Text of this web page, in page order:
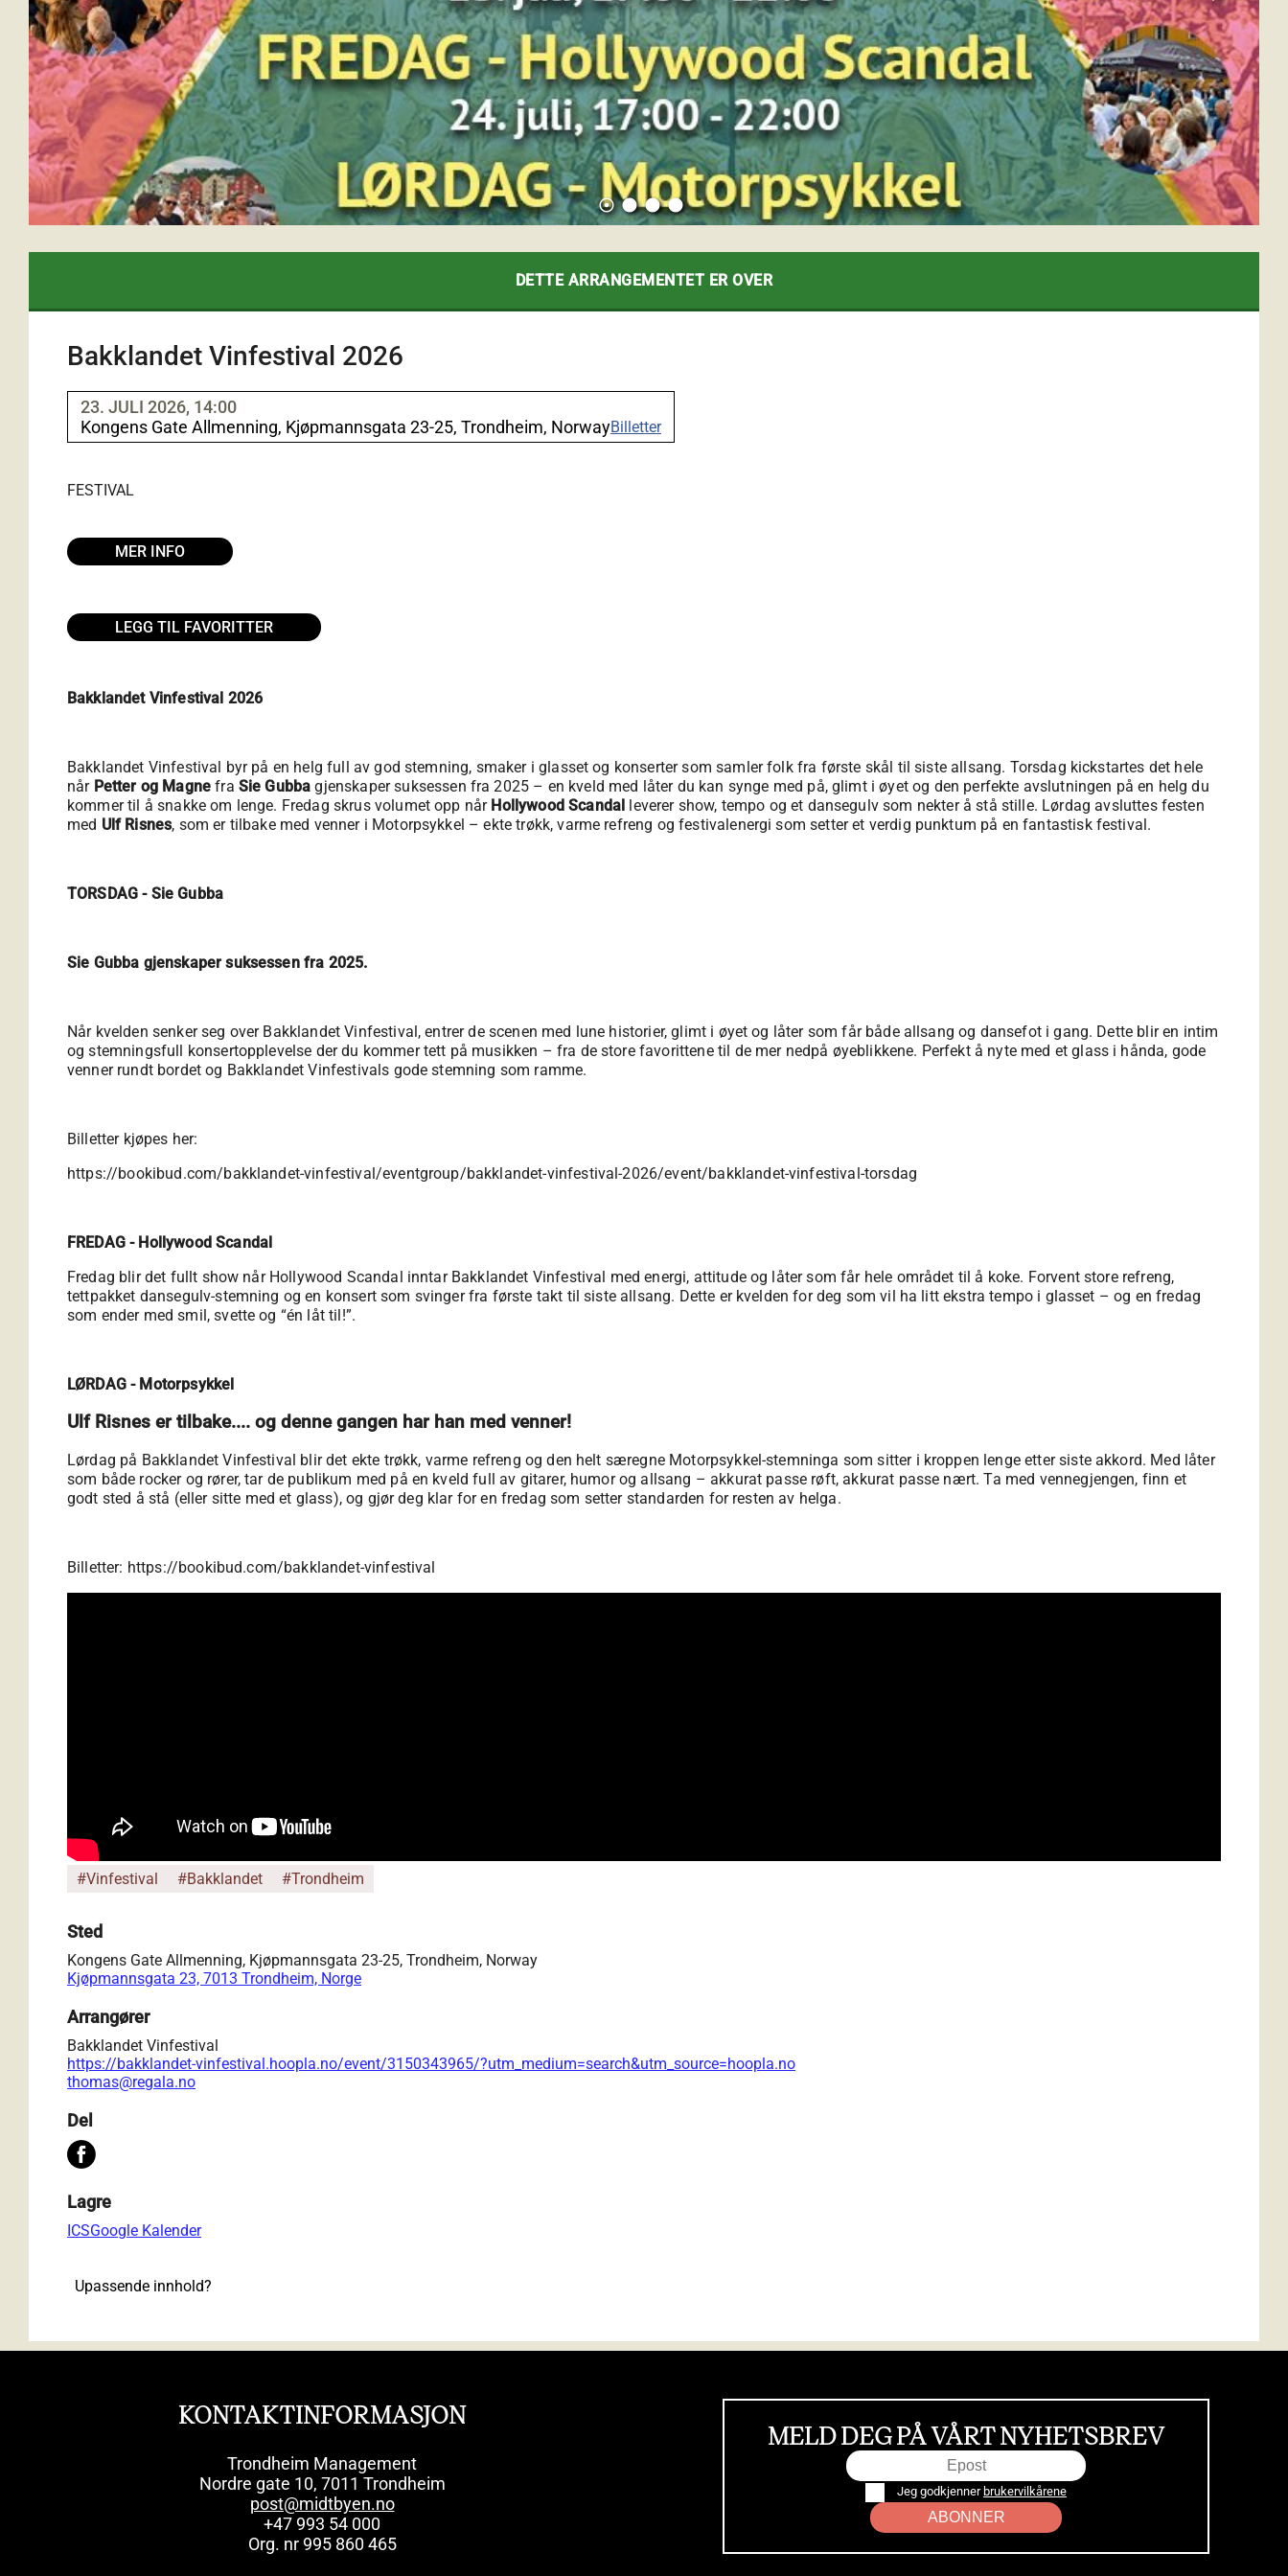
adjust lens lens lens
DETTE ARRANGEMENTET ER OVER
Bakklandet Vinfestival 2026
23. JULI 2026, 14:00
Kongens Gate Allmenning, Kjøpmannsgata 23-25, Trondheim, NorwayBilletter
FESTIVAL
MER INFO
LEGG TIL FAVORITTER
Bakklandet Vinfestival 2026
Bakklandet Vinfestival byr på en helg full av god stemning, smaker i glasset og konserter som samler folk fra første skål til siste allsang. Torsdag kickstartes det hele
når Petter og Magne fra Sie Gubba gjenskaper suksessen fra 2025 – en kveld med låter du kan synge med på, glimt i øyet og den perfekte avslutningen på en helg du
kommer til å snakke om lenge. Fredag skrus volumet opp når Hollywood Scandal leverer show, tempo og et dansegulv som nekter å stå stille. Lørdag avsluttes festen
med Ulf Risnes, som er tilbake med venner i Motorpsykkel – ekte trøkk, varme refreng og festivalenergi som setter et verdig punktum på en fantastisk festival.
TORSDAG - Sie Gubba
Sie Gubba gjenskaper suksessen fra 2025.
Når kvelden senker seg over Bakklandet Vinfestival, entrer de scenen med lune historier, glimt i øyet og låter som får både allsang og dansefot i gang. Dette blir en intim
og stemningsfull konsertopplevelse der du kommer tett på musikken – fra de store favorittene til de mer nedpå øyeblikkene. Perfekt å nyte med et glass i hånda, gode
venner rundt bordet og Bakklandet Vinfestivals gode stemning som ramme.
Billetter kjøpes her:
https://bookibud.com/bakklandet-vinfestival/eventgroup/bakklandet-vinfestival-2026/event/bakklandet-vinfestival-torsdag
FREDAG - Hollywood Scandal
Fredag blir det fullt show når Hollywood Scandal inntar Bakklandet Vinfestival med energi, attitude og låter som får hele området til å koke. Forvent store refreng,
tettpakket dansegulv-stemning og en konsert som svinger fra første takt til siste allsang. Dette er kvelden for deg som vil ha litt ekstra tempo i glasset – og en fredag
som ender med smil, svette og “én låt til!”.
LØRDAG - Motorpsykkel
Ulf Risnes er tilbake.... og denne gangen har han med venner!
Lørdag på Bakklandet Vinfestival blir det ekte trøkk, varme refreng og den helt særegne Motorpsykkel-stemninga som sitter i kroppen lenge etter siste akkord. Med låter
som både rocker og rører, tar de publikum med på en kveld full av gitarer, humor og allsang – akkurat passe røft, akkurat passe nært. Ta med vennegjengen, finn et
godt sted å stå (eller sitte med et glass), og gjør deg klar for en fredag som setter standarden for resten av helga.
Billetter: https://bookibud.com/bakklandet-vinfestival
#Vinfestival #Bakklandet #Trondheim
Sted
Kongens Gate Allmenning, Kjøpmannsgata 23-25, Trondheim, Norway
Kjøpmannsgata 23, 7013 Trondheim, Norge
Arrangører
Bakklandet Vinfestival
https://bakklandet-vinfestival.hoopla.no/event/3150343965/?utm_medium=search&utm_source=hoopla.no
thomas@regala.no
Del
Lagre
ICSGoogle Kalender
Upassende innhold?
KONTAKTINFORMASJON
Trondheim Management
Nordre gate 10, 7011 Trondheim
post@midtbyen.no
+47 993 54 000
Org. nr 995 860 465
MELD DEG PÅ VÅRT NYHETSBREV
Jeg godkjenner brukervilkårene
ABONNER